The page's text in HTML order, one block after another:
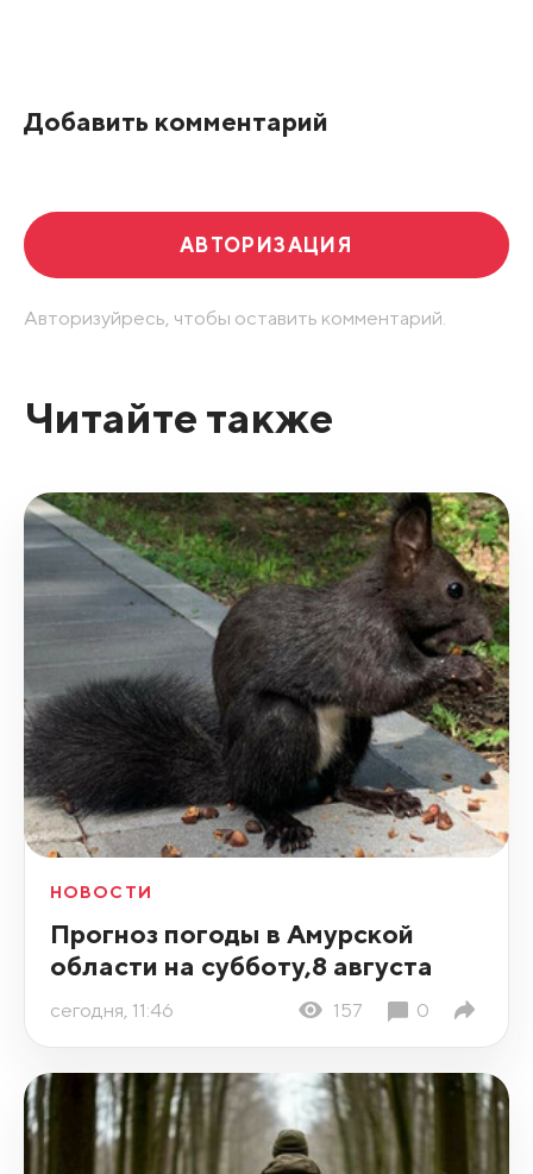
Добавить комментарий
АВТОРИЗАЦИЯ
Авторизуйресь, чтобы оставить комментарий.
Читайте также
НОВОСТИ
Прогноз погоды в Амурской
области на субботу,8 августа
сегодня, 11:46 157 0